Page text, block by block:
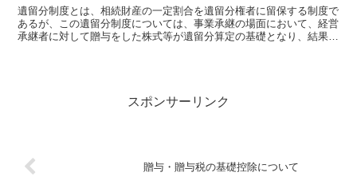
遺留分制度とは、相続財産の一定割合を遺留分権者に留保する制度で
あるが、この遺留分制度については、事業承継の場面において、経営
承継者に対して贈与をした株式等が遺留分算定の基礎となり、結果と
スポンサーリンク
贈与・贈与税の基礎控除について